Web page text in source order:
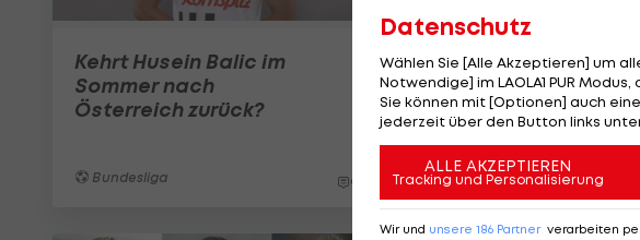
Kehrt Husein Balic im
Sommer nach
Österreich zurück?
Bundesliga 9
Datenschutz
Wählen Sie [Alle Akzeptieren] um
Notwendige] im LAOLA1 PUR
Sie können mit [Optionen] auch
jederzeit über den Button links
ALLE AKZEPTIEREN
Tracking und Personalisierung
Wir und unsere 186 Partner verarbeiten